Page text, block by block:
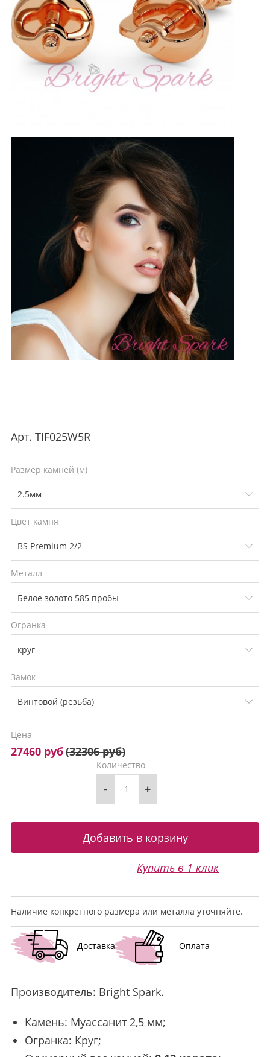
Арт. TIF025W5R
Размер камней (м)
Цвет камня
Металл
Огранка
Замок
Цена
27460 руб(32306 руб)
Количество
- +
Купить в 1 клик
Наличие конкретного размера или металла уточняйте.
Доставка Оплата
Производитель: Bright Spark.
Камень: Муассанит2,5 мм;
Огранка: Круг;